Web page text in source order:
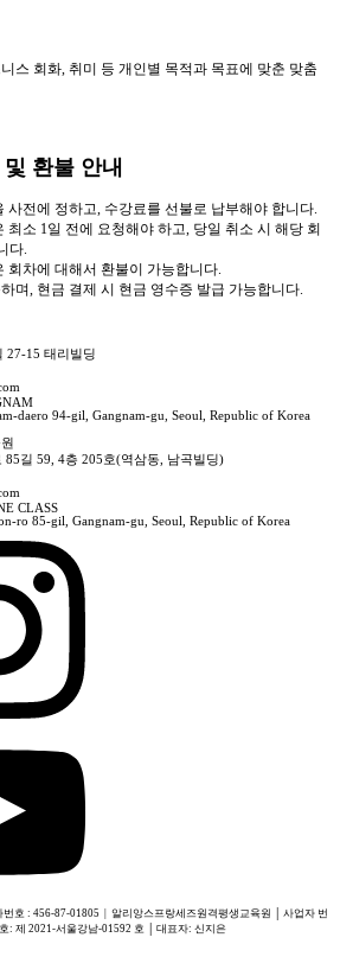
스 회화, 취미 등 개인별 목적과 목표에 맞춘 맞춤
환불 안내
전에 정하고, 수강료를 선불로 납부해야 합니다.
소 1일 전에 요청해야 하고, 당일 취소 시 해당 회
다.
차에 대해서 환불이 가능합니다.
며, 현금 결제 시 현금 영수증 발급 가능합니다.
27-15 태리빌딩
daero 94-gil, Gangnam-gu, Seoul, Republic of Korea
길 59, 4층 205호(역삼동, 남곡빌딩)
CLASS
ro 85-gil, Gangnam-gu, Seoul, Republic of Korea
호 : 456-87-01805 | 알리앙스프랑세즈원격평생교육원 │ 사업자 번
: 제 2021-서울강남-01592 호 │ 대표자: 신지은